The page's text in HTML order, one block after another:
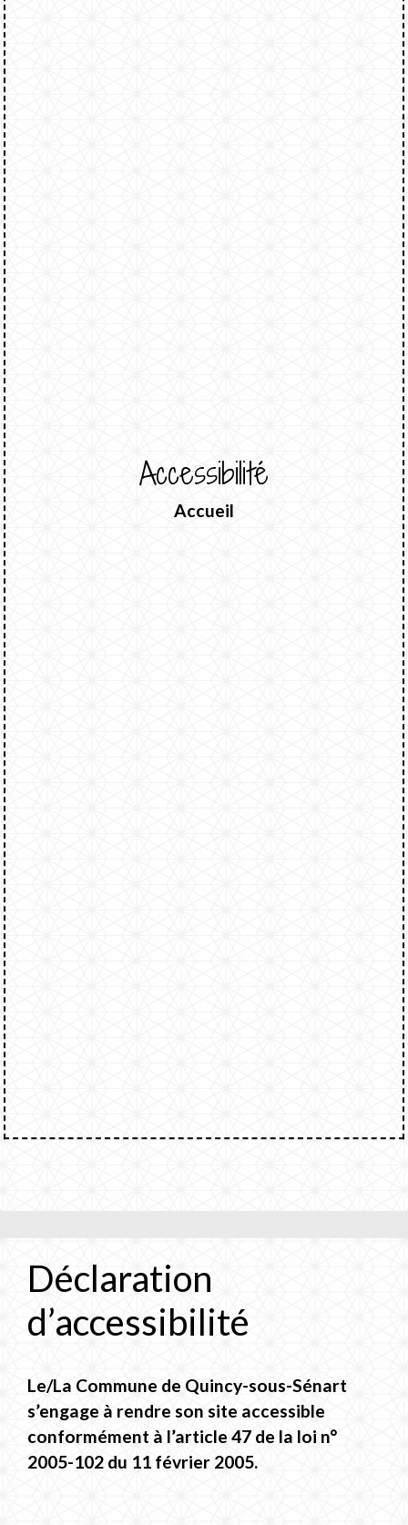
Accessibilité
Accueil
Déclaration
d’accessibilité
Le/La Commune de Quincy-sous-Sénart
s’engage à rendre son site accessible
conformément à l’article 47 de la loi n°
2005-102 du 11 février 2005.